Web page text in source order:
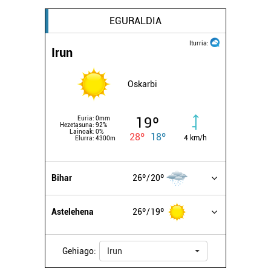
EGURALDIA
Iturria:
Irun
Oskarbi
Euria: 0mm
Hezetasuna: 92%
Lainoak: 0%
Elurra: 4300m
19º
28º 18º 4 km/h
Bihar 26º 20º
Astelehena 26º 19º
Gehiago: Irun